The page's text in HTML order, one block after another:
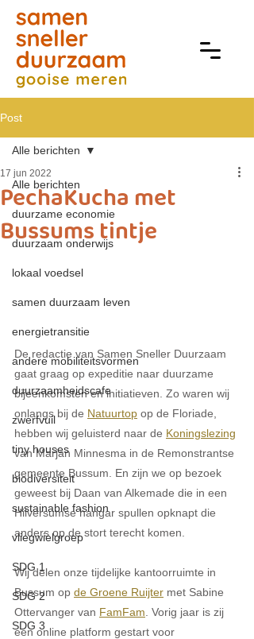
Post
Alle berichten
duurzame economie
duurzaam onderwijs
lokaal voedsel
samen duurzaam leven
energietransitie
andere mobiliteitsvormen
duurzaamheidscafe
zwerfvuil
tiny houses
biodiversiteit
sustainable fashion
vliegwielgroep
SDG 1
SDG 2
SDG 3
Alle berichten
PechaKucha met
Bussums tintje
17 jun 2022
De redactie van Samen Sneller Duurzaam
gaat graag op expeditie naar duurzame
bijeenkomsten en initiatieven. Zo waren wij
onlangs bij de Natuurtop op de Floriade,
hebben wij geluisterd naar de Koningslezing
van Marjan Minnesma in de Remonstrantse
gemeente Bussum. En zijn we op bezoek
geweest bij Daan van Alkemade die in een
Hilversumse hangar spullen opknapt die
anders op de stort terecht komen.
Wij delen onze tijdelijke kantoorruimte in
Bussum op de Groene Ruijter met Sabine
Ottervanger van FamFam . Vorig jaar is zij
een online platform gestart voor